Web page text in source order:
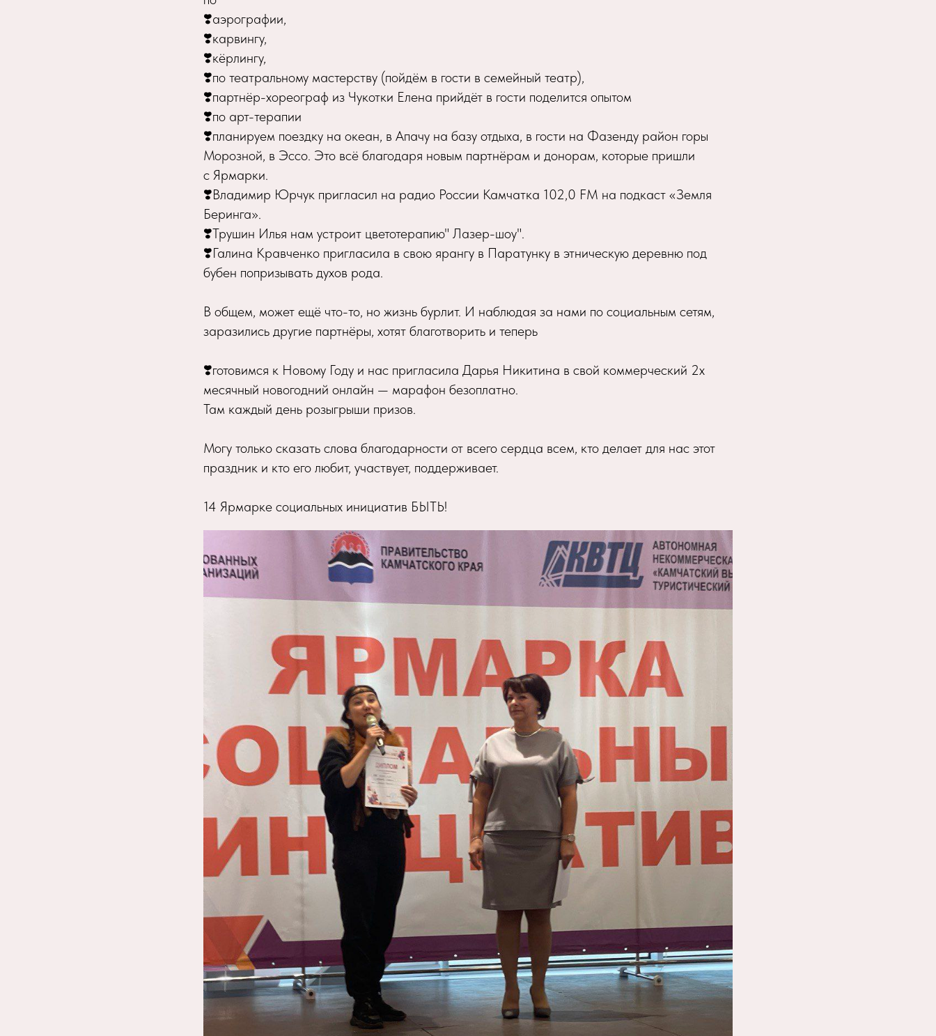
❣️аэрографии,
❣️карвингу,
❣️кёрлингу,
❣️по театральному мастерству (пойдём в гости в семейный театр),
❣️партнёр-хореограф из Чукотки Елена прийдёт в гости поделится опытом
❣️по арт-терапии
❣️планируем поездку на океан, в Апачу на базу отдыха, в гости на Фазенду район горы
Морозной, в Эссо. Это всё благодаря новым партнёрам и донорам, которые пришли
с Ярмарки.
❣️Владимир Юрчук пригласил на радио России Камчатка 102,0 FM на подкаст «Земля
Беринга».
❣️Трушин Илья нам устроит цветотерапию" Лазер-шоу".
❣️Галина Кравченко пригласила в свою ярангу в Паратунку в этническую деревню под
бубен попризывать духов рода.
В общем, может ещё что-то, но жизнь бурлит. И наблюдая за нами по социальным сетям,
заразились другие партнёры, хотят благотворить и теперь
❣️готовимся к Новому Году и нас пригласила Дарья Никитина в свой коммерческий 2х
месячный новогодний онлайн — марафон безоплатно.
Там каждый день розыгрыши призов.
Могу только сказать слова благодарности от всего сердца всем, кто делает для нас этот
праздник и кто его любит, участвует, поддерживает.
14 Ярмарке социальных инициатив БЫТЬ!